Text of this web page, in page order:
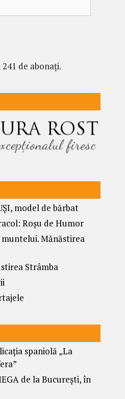
de abonați.
model de bărbat
Roșu de Humor
Mănăstirea
Strâmba
spaniolă „La
de la București, în